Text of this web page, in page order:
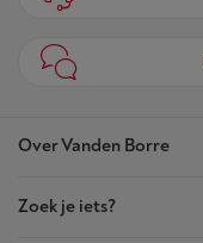
Over Vanden Borre
Onze winkels
Zoek je iets?